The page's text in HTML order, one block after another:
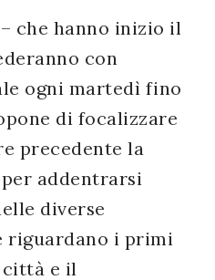
che hanno inizio il
con
ogni martedì fino
di focalizzare
precedente la
addentrarsi
diverse
riguardano i primi
e il